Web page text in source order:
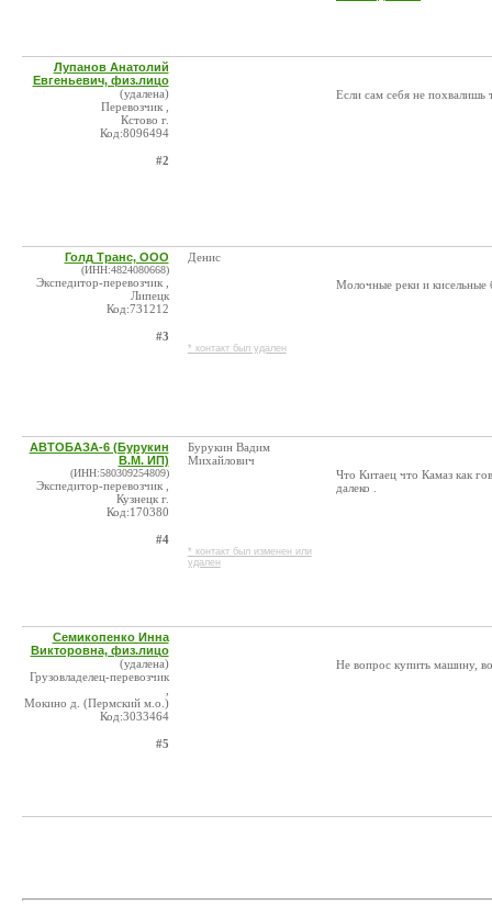
Лупанов Анатолий
Евгеньевич, физ.лицо
(удалена)
Перевозчик ,
Кстово г.
Код:8096494
#2
Если сам себя не похвалишь
Голд Транс, ООО
(ИНН:4824080668)
Экспедитор-перевозчик ,
Липецк
Код:731212
#3
Денис
* контакт был удален
Молочные реки и кисельные
АВТОБАЗА-6 (Бурукин
В.М. ИП)
(ИНН:580309254809)
Экспедитор-перевозчик ,
Кузнецк г.
Код:170380
#4
Бурукин Вадим
Михайлович
* контакт был изменен или
удален
Что Китаец что Камаз как
далеко .
Семикопенко Инна
Викторовна, физ.лицо
(удалена)
Грузовладелец-перевозчик
Мокино д. (Пермский м.о.)
Код:3033464
#5
Не вопрос купить машину,